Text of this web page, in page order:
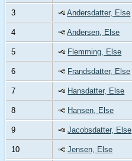
3 Andersdatter, Else
4 Andersen, Else
5 Flemming, Else
6 Frandsdatter, Else
7 Hansdatter, Else
8 Hansen, Else
9 Jacobsdatter, Else
10 Jensen, Else